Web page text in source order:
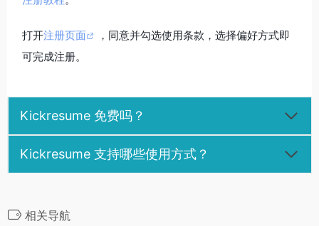
打开注册页面
，同意并勾选使用条款，选择偏好方式即
可完成注册。
Kickresume 免费吗？
Kickresume 支持哪些使用方式？
相关导航